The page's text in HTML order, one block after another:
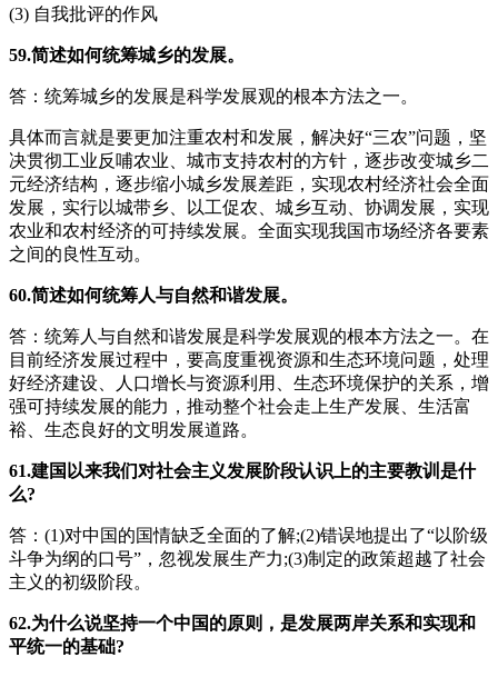
(3) 自我批评的作风
59.简述如何统筹城乡的发展。
答：统筹城乡的发展是科学发展观的根本方法之一。
具体而言就是要更加注重农村和发展，解决好“三农”问题，坚
决贯彻工业反哺农业、城市支持农村的方针，逐步改变城乡二
元经济结构，逐步缩小城乡发展差距，实现农村经济社会全面
发展，实行以城带乡、以工促农、城乡互动、协调发展，实现
农业和农村经济的可持续发展。全面实现我国市场经济各要素
之间的良性互动。
60.简述如何统筹人与自然和谐发展。
答：统筹人与自然和谐发展是科学发展观的根本方法之一。在
目前经济发展过程中，要高度重视资源和生态环境问题，处理
好经济建设、人口增长与资源利用、生态环境保护的关系，增
强可持续发展的能力，推动整个社会走上生产发展、生活富
裕、生态良好的文明发展道路。
61.建国以来我们对社会主义发展阶段认识上的主要教训是什
么?
答：(1)对中国的国情缺乏全面的了解;(2)错误地提出了“以阶级
斗争为纲的口号”，忽视发展生产力;(3)制定的政策超越了社会
主义的初级阶段。
62.为什么说坚持一个中国的原则，是发展两岸关系和实现和
平统一的基础?